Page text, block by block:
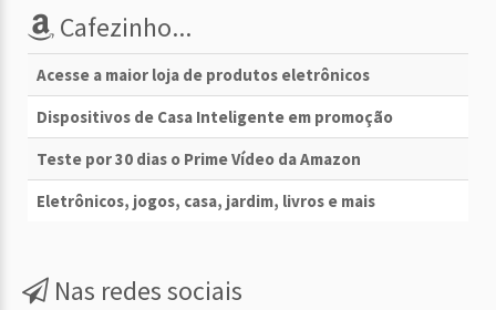
Cafezinho...
Acesse a maior loja de produtos eletrônicos
Dispositivos de Casa Inteligente em promoção
Teste por 30 dias o Prime Vídeo da Amazon
Eletrônicos, jogos, casa, jardim, livros e mais
Nas redes sociais